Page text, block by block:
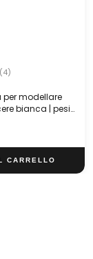
per modellare
bianca | pesi
(4)